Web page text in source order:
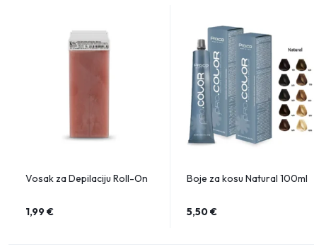
Vosak za Depilaciju Roll-On
1,99€
Boje za kosu Natural 100ml
5,50€